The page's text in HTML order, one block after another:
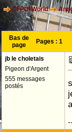
CFPOI World
Bas de
page
Pages : 1
jb le choletais
Pigeon d'Argent
555 messages
postés